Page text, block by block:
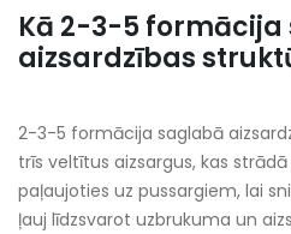
Kā 2-3-5
aizsardzības
2-3-5 formācija saglabā
trīs veltītus aizsargus, kas
paļaujoties uz pussargiem, lai
ļauj līdzsvarot uzbrukuma un